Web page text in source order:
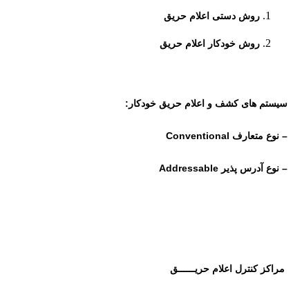
روش دستی اعلام حریق
روش خودکار اعلام حریق
سیستم های کشف و اعلام حریق خودکار:
– نوع متعارف Conventional
– نوع آدرس پذیر Addressable
ﻣﺮاﮐﺰ ﮐﻨﺘﺮل اﻋﻼم ﺣﺮﯾــــــﻖ